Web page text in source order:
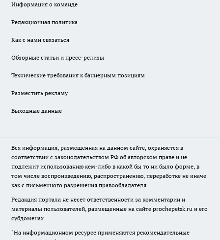
Информация о команде
Редакционная политика
Как с нами связаться
Обзорные статьи и пресс-релизы
Технические требования к баннерным позициям
Разместить рекламу
Выходные данные
Вся информация, размещенная на данном сайте, охраняется в
соответствии с законодательством РФ об авторском праве и не
подлежит использованию кем-либо в какой бы то ни было форме, в
том числе воспроизведению, распространению, переработке не иначе
как с письменного разрешения правообладателя.
Редакция портала не несет ответственности за комментарии и
материалы пользователей, размещенные на сайте prochepetsk.ru и его
субдоменах.
"На информационном ресурсе применяются рекомендательные